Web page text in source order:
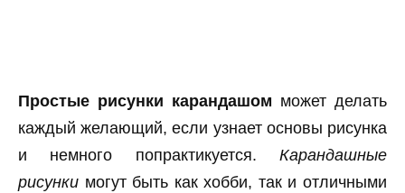
Простые рисунки карандашом может делать
каждый желающий, если узнает основы рисунка
и немного попрактикуется. Карандашные
рисунки могут быть как хобби, так и отличными